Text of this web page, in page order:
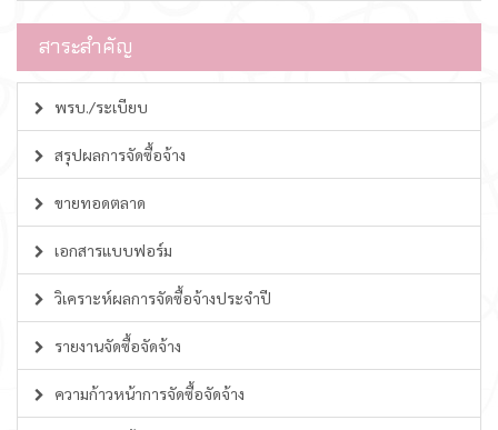
สาระสำคัญ
พรบ./ระเบียบ
สรุปผลการจัดซื้อจ้าง
ขายทอดตลาด
เอกสารแบบฟอร์ม
วิเคราะห์ผลการจัดซื้อจ้างประจำปี
รายงานจัดซื้อจัดจ้าง
ความก้าวหน้าการจัดซื้อจัดจ้าง